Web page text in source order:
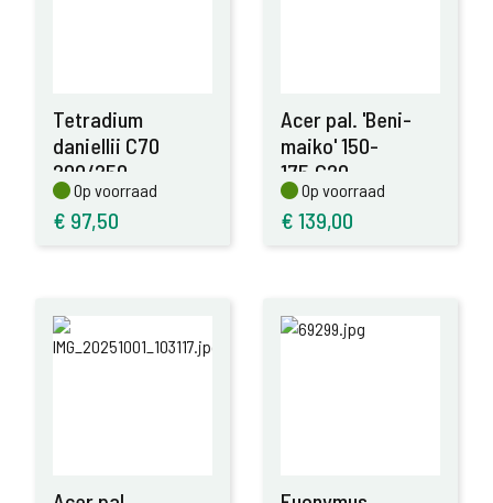
Tetradium
daniellii C70
200/250
Op voorraad
Op voorraad
€ 97,50
Acer pal. 'Beni-
maiko' 150-
175,C20
Op voorraad
Op voorraad
€ 139,00